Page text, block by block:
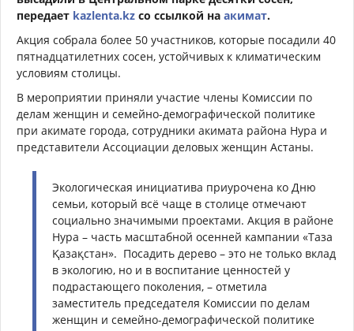
передает kazlenta.kz со ссылкой на акимат.
Акция собрала более 50 участников, которые посадили 40
пятнадцатилетних сосен, устойчивых к климатическим
условиям столицы.
В мероприятии приняли участие члены Комиссии по
делам женщин и семейно-демографической политике
при акимате города, сотрудники акимата района Нура и
представители Ассоциации деловых женщин Астаны.
Экологическая инициатива приурочена ко Дню
семьи, который всё чаще в столице отмечают
социально значимыми проектами. Акция в районе
Нура – часть масштабной осенней кампании «Таза
Қазақстан». Посадить дерево – это не только вклад
в экологию, но и в воспитание ценностей у
подрастающего поколения, – отметила
заместитель председателя Комиссии по делам
женщин и семейно-демографической политике